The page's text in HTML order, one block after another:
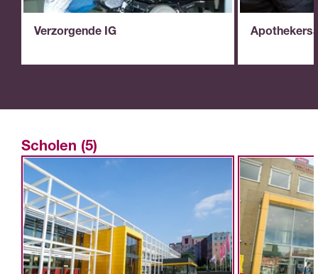
Verzorgende IG
Scholen (5)